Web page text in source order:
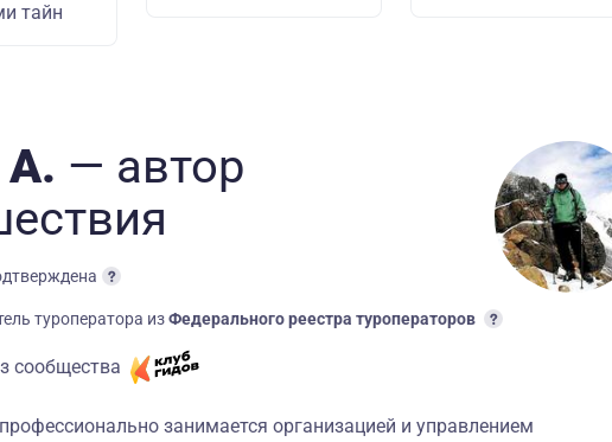
тайн
— автор
туроператора изФедерального реестра туроператоров
сообщества
занимается организацией и управлением